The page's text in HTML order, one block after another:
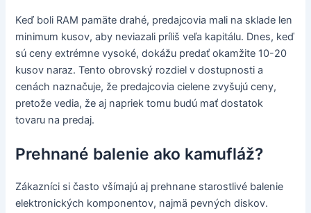
Keď boli RAM pamäte drahé, predajcovia mali na sklade len
minimum kusov, aby neviazali príliš veľa kapitálu. Dnes, keď
sú ceny extrémne vysoké, dokážu predať okamžite 10-20
kusov naraz. Tento obrovský rozdiel v dostupnosti a
cenách naznačuje, že predajcovia cielene zvyšujú ceny,
pretože vedia, že aj napriek tomu budú mať dostatok
tovaru na predaj.
Prehnané balenie ako kamufláž?
Zákazníci si často všímajú aj prehnane starostlivé balenie
elektronických komponentov, najmä pevných diskov.